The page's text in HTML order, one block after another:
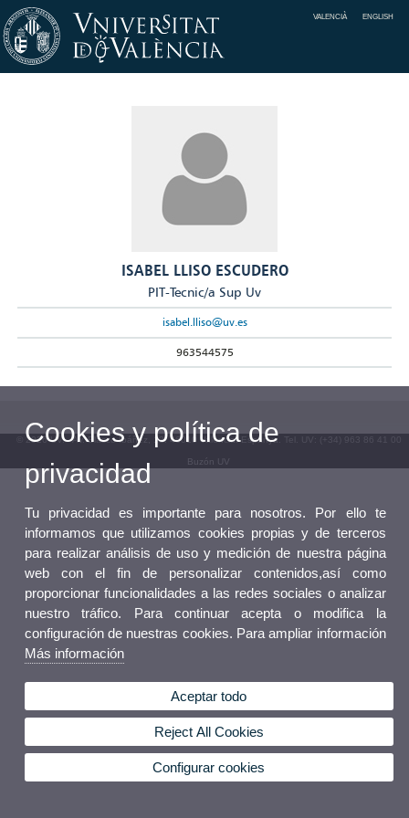
VALENCIÀ ENGLISH
ISABEL LLISO ESCUDERO
PIT-Tecnic/a Sup Uv
isabel.lliso@uv.es
963544575
© 2026 UV. - Av. Blasco Ibáñez, 13. 46010 València. Espanya. Tel. UV: (+34) 963 86 41 00
Buzón UV
Cookies y política de
privacidad
Tu privacidad es importante para nosotros. Por ello te
informamos que utilizamos cookies propias y de terceros
para realizar análisis de uso y medición de nuestra página
web con el fin de personalizar contenidos,así como
proporcionar funcionalidades a las redes sociales o analizar
nuestro tráfico. Para continuar acepta o modifica la
configuración de nuestras cookies. Para ampliar información
Más información
Aceptar todo
Reject All Cookies
Configurar cookies